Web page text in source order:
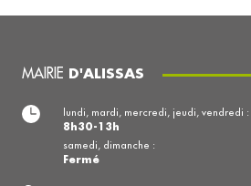
MAIRIE D'ALISSAS
lundi, mardi, mercredi, jeudi, vendredi :
8h30-13h
samedi, dimanche :
Fermé